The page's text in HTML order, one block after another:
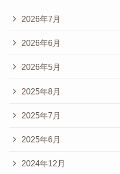
2026年7月
2026年6月
2026年5月
2025年8月
2025年7月
2025年6月
2024年12月